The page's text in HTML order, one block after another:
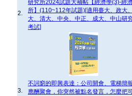
2.
研究所2024試題大補帖【經濟學(3)-經
所】(110~112年試題)[適用臺大、政大
大、清大、中央、中正、成大、中山研
考試]
3.
不詞窮的即興表達：公司開會、電梯簡報
應酬聚會，你突然被點名發言，怎麼把